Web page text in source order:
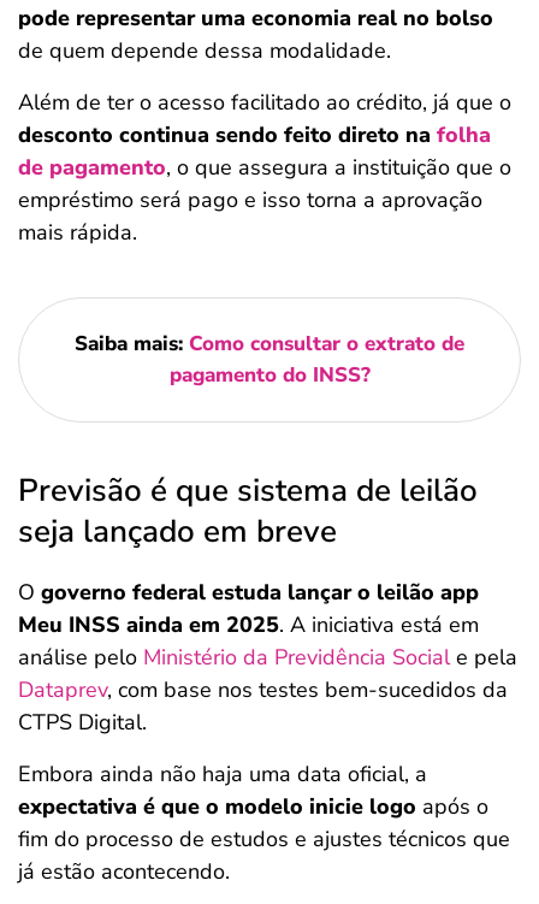
pode representar uma economia real no bolso
de quem depende dessa modalidade.
Além de ter o acesso facilitado ao crédito, já que o
desconto continua sendo feito direto na folha
de pagamento, o que assegura a instituição que o
empréstimo será pago e isso torna a aprovação
mais rápida.
Saiba mais: Como consultar o extrato de
pagamento do INSS?
Previsão é que sistema de leilão
seja lançado em breve
O governo federal estuda lançar o leilão app
Meu INSS ainda em 2025. A iniciativa está em
análise pelo Ministério da Previdência Sociale pela
Dataprev, com base nos testes bem-sucedidos da
CTPS Digital.
Embora ainda não haja uma data oficial, a
expectativa é que o modelo inicie logo após o
fim do processo de estudos e ajustes técnicos que
já estão acontecendo.